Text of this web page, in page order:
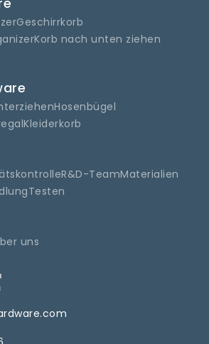
Geschirrkorb
Korb nach unten ziehen
Hosenbügel
Kleiderkorb
R&D-TeamMaterialien
Testen
uns